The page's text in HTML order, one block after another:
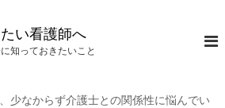
い看護師へ
知っておきたいこと
少なからず介護士との関係性に悩んでい